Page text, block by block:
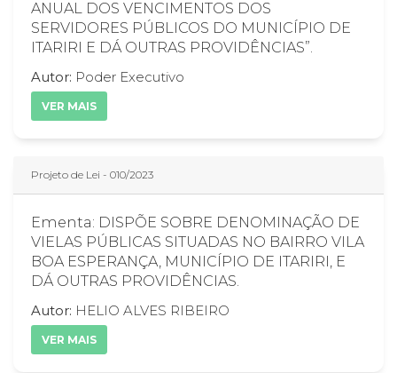
ANUAL DOS VENCIMENTOS DOS
SERVIDORES PÚBLICOS DO MUNICÍPIO DE
ITARIRI E DÁ OUTRAS PROVIDÊNCIAS”.
Autor: Poder Executivo
VER MAIS
Projeto de Lei - 010/2023
Ementa: DISPÕE SOBRE DENOMINAÇÃO DE
VIELAS PÚBLICAS SITUADAS NO BAIRRO VILA
BOA ESPERANÇA, MUNICÍPIO DE ITARIRI, E
DÁ OUTRAS PROVIDÊNCIAS.
Autor: HELIO ALVES RIBEIRO
VER MAIS